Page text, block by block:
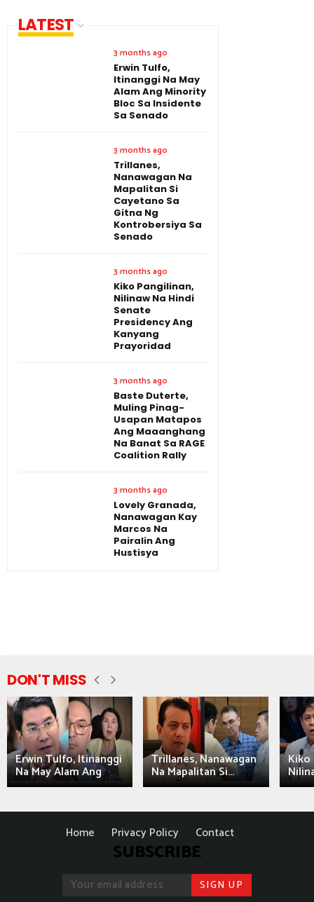
LATEST
3 months ago
Erwin Tulfo,
Itinanggi Na May
Alam Ang Minority
Bloc Sa Insidente
Sa Senado
3 months ago
Trillanes,
Nanawagan Na
Mapalitan Si
Cayetano Sa
Gitna Ng
Kontrobersiya Sa
Senado
3 months ago
Kiko Pangilinan,
Nilinaw Na Hindi
Senate
Presidency Ang
Kanyang
Prayoridad
3 months ago
Baste Duterte,
Muling Pinag-
Usapan Matapos
Ang Maaanghang
Na Banat Sa RAGE
Coalition Rally
3 months ago
Lovely Granada,
Nanawagan Kay
Marcos Na
Pairalin Ang
Hustisya
DON'T MISS
Erwin Tulfo, Itinanggi
Na May Alam Ang
Trillanes, Nanawagan
Na Mapalitan Si...
Kiko
Home Privacy Policy Contact
SUBSCRIBE